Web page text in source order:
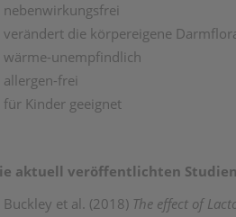
nebenwirkungsfrei
verändert die körpereigene
wärme-unempfindlich
allergen-frei
für Kinder geeignet
aktuell veröffentlichten
Buckley et al. (2018) The effect of